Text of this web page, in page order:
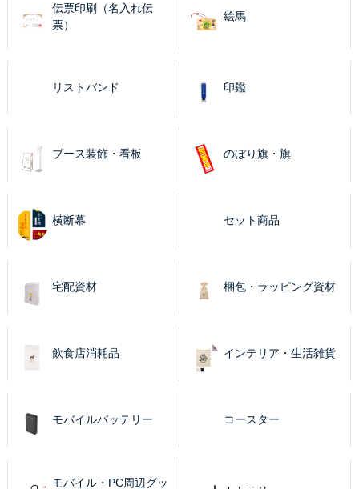
伝票印刷（名入れ伝
票）
絵馬
リストバンド 印鑑
ブース装飾・看板 のぼり旗・旗
横断幕 セット商品
宅配資材 梱包・ラッピング資材
飲食店消耗品 インテリア・生活雑貨
モバイルバッテリー コースター
モバイル・PC周辺グッ